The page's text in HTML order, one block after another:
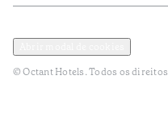
© Octant Hotels. Todos os